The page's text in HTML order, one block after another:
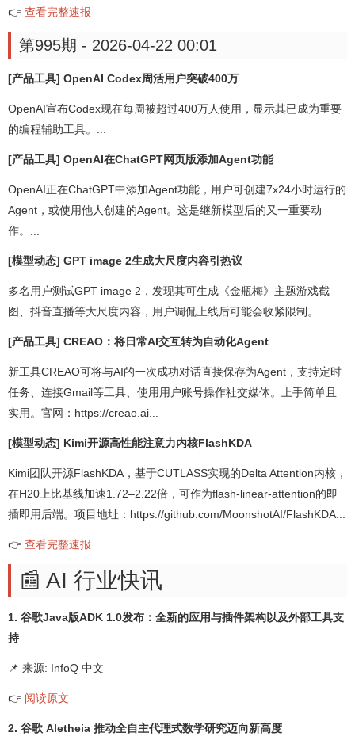
👉 查看完整速报
第995期 - 2026-04-22 00:01
[产品工具] OpenAI Codex周活用户突破400万
OpenAI宣布Codex现在每周被超过400万人使用，显示其已成为重要
的编程辅助工具。...
[产品工具] OpenAI在ChatGPT网页版添加Agent功能
OpenAI正在ChatGPT中添加Agent功能，用户可创建7x24小时运行的
Agent，或使用他人创建的Agent。这是继新模型后的又一重要动
作。...
[模型动态] GPT image 2生成大尺度内容引热议
多名用户测试GPT image 2，发现其可生成《金瓶梅》主题游戏截
图、抖音直播等大尺度内容，用户调侃上线后可能会收紧限制。...
[产品工具] CREAO：将日常AI交互转为自动化Agent
新工具CREAO可将与AI的一次成功对话直接保存为Agent，支持定时
任务、连接Gmail等工具、使用用户账号操作社交媒体。上手简单且
实用。官网：https://creao.ai...
[模型动态] Kimi开源高性能注意力内核FlashKDA
Kimi团队开源FlashKDA，基于CUTLASS实现的Delta Attention内核，
在H20上比基线加速1.72–2.22倍，可作为flash-linear-attention的即
插即用后端。项目地址：https://github.com/MoonshotAI/FlashKDA...
👉 查看完整速报
📰 AI 行业快讯
1. 谷歌Java版ADK 1.0发布：全新的应用与插件架构以及外部工具支
持
📌 来源: InfoQ 中文
👉 阅读原文
2. 谷歌 Aletheia 推动全自主代理式数学研究迈向新高度